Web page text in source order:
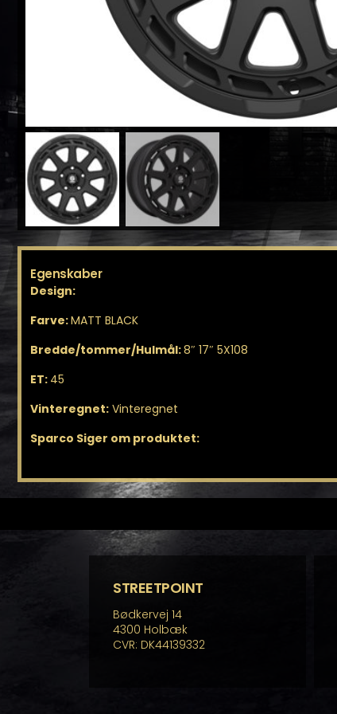
Egenskaber
Design:
Farve:MATT BLACK
Bredde/tommer/Hulmål:8″ 17″ 5X108
ET: 45
Vinteregnet: Vinteregnet
Sparco Siger om produktet:
STREETPOINT
Bødkervej 14
4300 Holbæk
CVR: DK44139332